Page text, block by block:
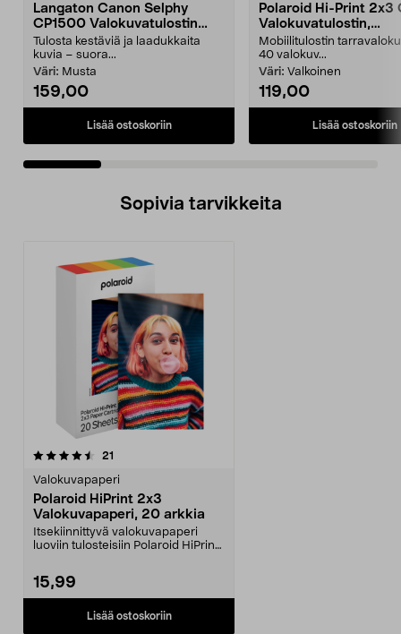
Langaton Canon Selphy
CP1500 Valokuvatulostin
mobiililaitteille
Tulosta kestäviä ja laadukkaita
kuvia – suora...
Väri: Musta
159,00
Lisää ostoskoriin
Polaroid Hi-Print 2x3
Valokuvatulostin,
valokuvapaperi
Mobiilitulostin
40 valokuv...
Väri: Valkoinen
119,00
Lisää ostoskoriin
Sopivia tarvikkeita
21
Valokuvapaperi
Polaroid HiPrint 2x3
Valokuvapaperi, 20 arkkia
Itsekiinnittyvä valokuvapaperi
luoviin tulosteisiin Polaroid HiPrint
15,99
Lisää ostoskoriin